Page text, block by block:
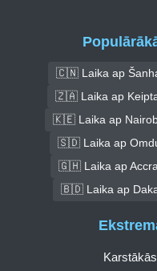
🇨🇳 Laika ap
🇿🇦 Laika ap
🇰🇪 Laika ap
🇸🇩 Laika ap
🇬🇭 Laika ap Accra
🇧🇩 Laika ap